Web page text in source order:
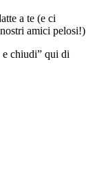
a te (e ci
amici pelosi!)
e chiudi” qui di